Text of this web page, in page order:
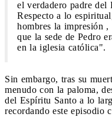
el verdadero padre del
Respecto a lo
hombres la impresión ,
que la sede de Pedro
en la iglesia católica".
Sin embargo, tras su
menudo con la paloma,
del Espíritu Santo a lo
recordando este episodio